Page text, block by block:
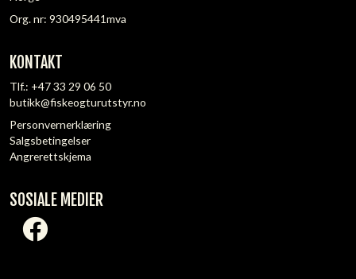
Org. nr: 930495441mva
KONTAKT
Tlf.: +47 33 29 06 50
butikk@fiskeogturutstyr.no
Personvernerklæring
Salgsbetingelser
Angrerettskjema
SOSIALE MEDIER